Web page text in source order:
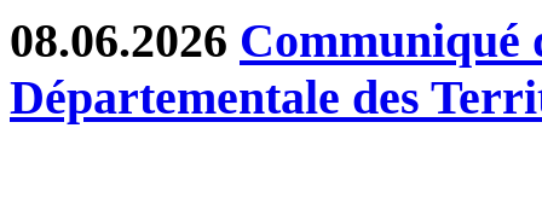
08.06.2026 Communiqué
Départementale des